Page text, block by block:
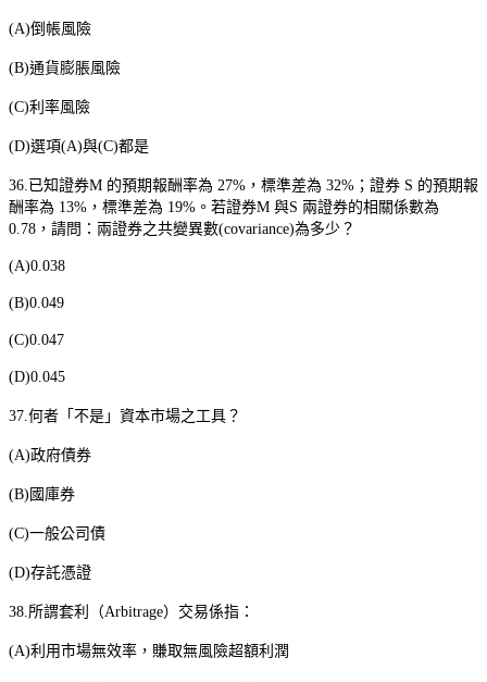
(A)倒帳風險
(B)通貨膨脹風險
(C)利率風險
(D)選項(A)與(C)都是
36. 已知證券M 的預期報酬率為 27% ，標準差為 32% ；證券 S 的預期報
酬率為 13% ，標準差為 19% 。若證券M 與S 兩證券的相關係數為
0.78 ，請問：兩證券之共變異數(covariance)為多少？
(A)0.038
(B)0.049
(C)0.047
(D)0.045
37. 何者「不是」資本市場之工具？
(A)政府債券
(B) 國庫券
(C)一般公司債
(D)存託憑證
38. 所謂套利（Arbitrage）交易係指：
(A)利用市場無效率，賺取無風險超額利潤